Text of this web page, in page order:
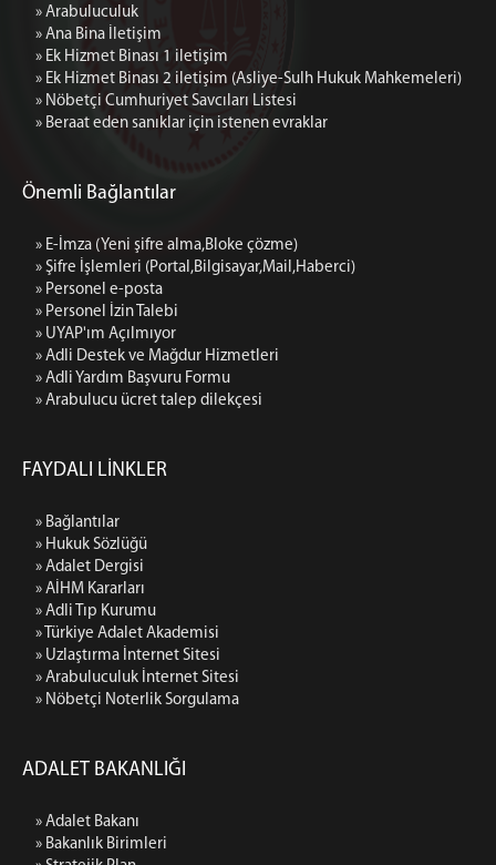
» Arabuluculuk
» Ana Bina İletişim
» Ek Hizmet Binası 1 iletişim
» Ek Hizmet Binası 2 iletişim (Asliye-Sulh Hukuk Mahkemeleri)
» Nöbetçi Cumhuriyet Savcıları Listesi
» Beraat eden sanıklar için istenen evraklar
Önemli Bağlantılar
» E-İmza (Yeni şifre alma,Bloke çözme)
» Şifre İşlemleri (Portal,Bilgisayar,Mail,Haberci)
» Personel e-posta
» Personel İzin Talebi
» UYAP'ım Açılmıyor
» Adli Destek ve Mağdur Hizmetleri
» Adli Yardım Başvuru Formu
» Arabulucu ücret talep dilekçesi
FAYDALI LİNKLER
» Bağlantılar
» Hukuk Sözlüğü
» Adalet Dergisi
» AİHM Kararları
» Adli Tıp Kurumu
» Türkiye Adalet Akademisi
» Uzlaştırma İnternet Sitesi
» Arabuluculuk İnternet Sitesi
» Nöbetçi Noterlik Sorgulama
ADALET BAKANLIĞI
» Adalet Bakanı
» Bakanlık Birimleri